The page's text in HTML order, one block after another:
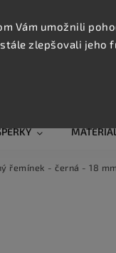
Vám umožnili
zlepšovali jeho
řemínek - černá - 18 mm